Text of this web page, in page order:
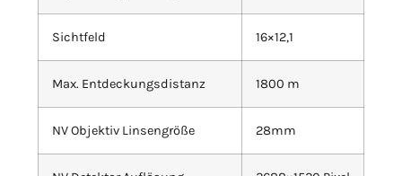
Sichtfeld 16×12,1
Max. Entdeckungsdistanz 1800 m
NV Objektiv Linsengröße 28mm